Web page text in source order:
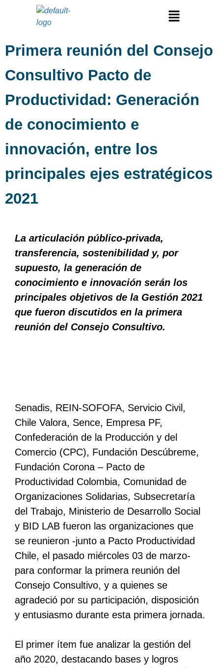
Primera reunión del Consejo
Consultivo Pacto de
Productividad: Generación
de conocimiento e
innovación, entre los
principales ejes estratégicos
2021
La articulación público-privada,
transferencia, sostenibilidad y, por
supuesto, la generación de
conocimiento e innovación serán los
principales objetivos de la Gestión 2021
que fueron discutidos en la primera
reunión del Consejo Consultivo.
Senadis, REIN-SOFOFA, Servicio Civil,
Chile Valora, Sence, Empresa PF,
Confederación de la Producción y del
Comercio (CPC), Fundación Descúbreme,
Fundación Corona – Pacto de
Productividad Colombia, Comunidad de
Organizaciones Solidarias, Subsecretaría
del Trabajo, Ministerio de Desarrollo Social
y BID LAB fueron las organizaciones que
se reunieron -junto a Pacto Productividad
Chile, el pasado miércoles 03 de marzo-
para conformar la primera reunión del
Consejo Consultivo, y a quienes se
agradeció por su participación, disposición
y entusiasmo durante esta primera jornada.
El primer ítem fue analizar la gestión del
año 2020, destacando bases y logros